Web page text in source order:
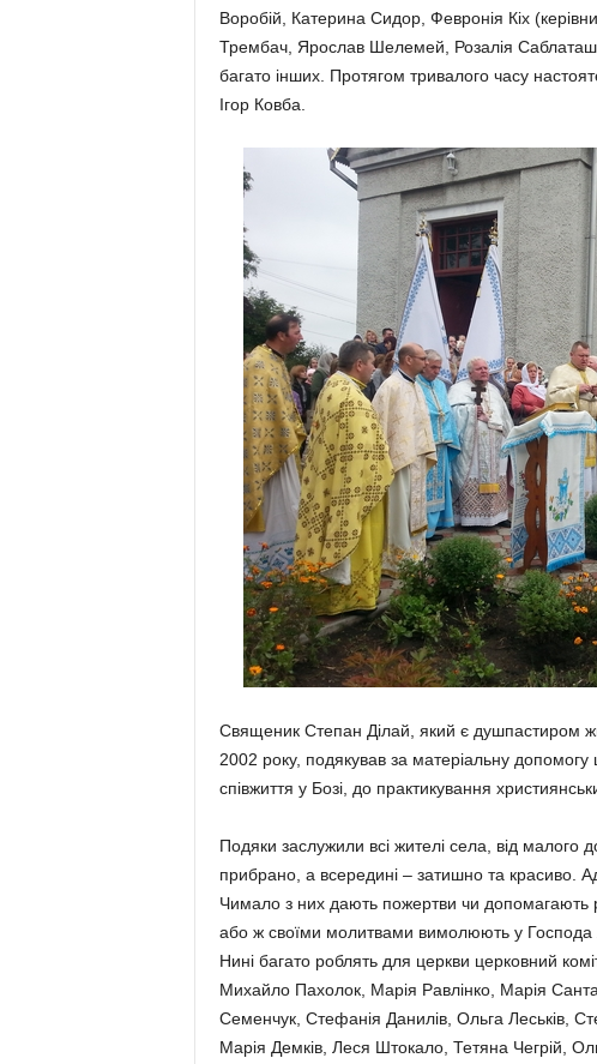
Воробій, Катерина Сидор, Февронія Кіх
Трембач, Ярослав Шелемей, Розалія
багато інших. Протягом тривалого часу
Ігор Ковба.
Священик Степан Ділай, який є душпастиром
2002 року, подякував за матеріальну допомогу
співжиття у Бозі, до практикування
Подяки заслужили всі жителі села, від малого
прибрано, а всередині – затишно та красиво.
Чимало з них дають пожертви чи допомагають
або ж своїми молитвами вимолюють у Господа
Нині багато роблять для церкви церковний
Михайло Пахолок, Марія Равлінко, Марія
Семенчук, Стефанія Данилів, Ольга Леськів,
Марія Демків, Леся Штокало, Тетяна Чегрій,